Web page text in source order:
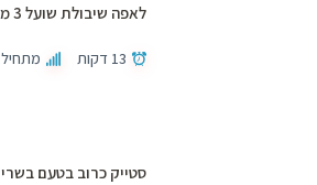
לאפה שיבולת שועל 3 מצרכים
13 דקות מתחיל
סטייק כרוב בטעם בשרי